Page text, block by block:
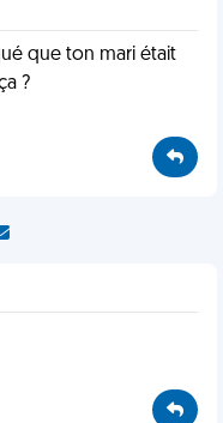
que ton mari était
?